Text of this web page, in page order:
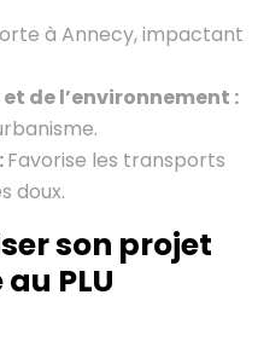
à Annecy, impactant
de l’environnement :
Favorise les transports
doux.
son projet
PLU